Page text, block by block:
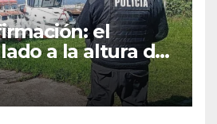
el
a la altura del
Sur es el de
el
buscado